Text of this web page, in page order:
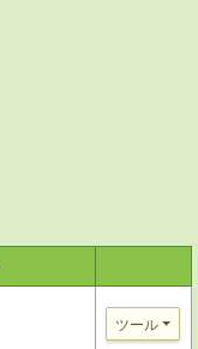
ツール